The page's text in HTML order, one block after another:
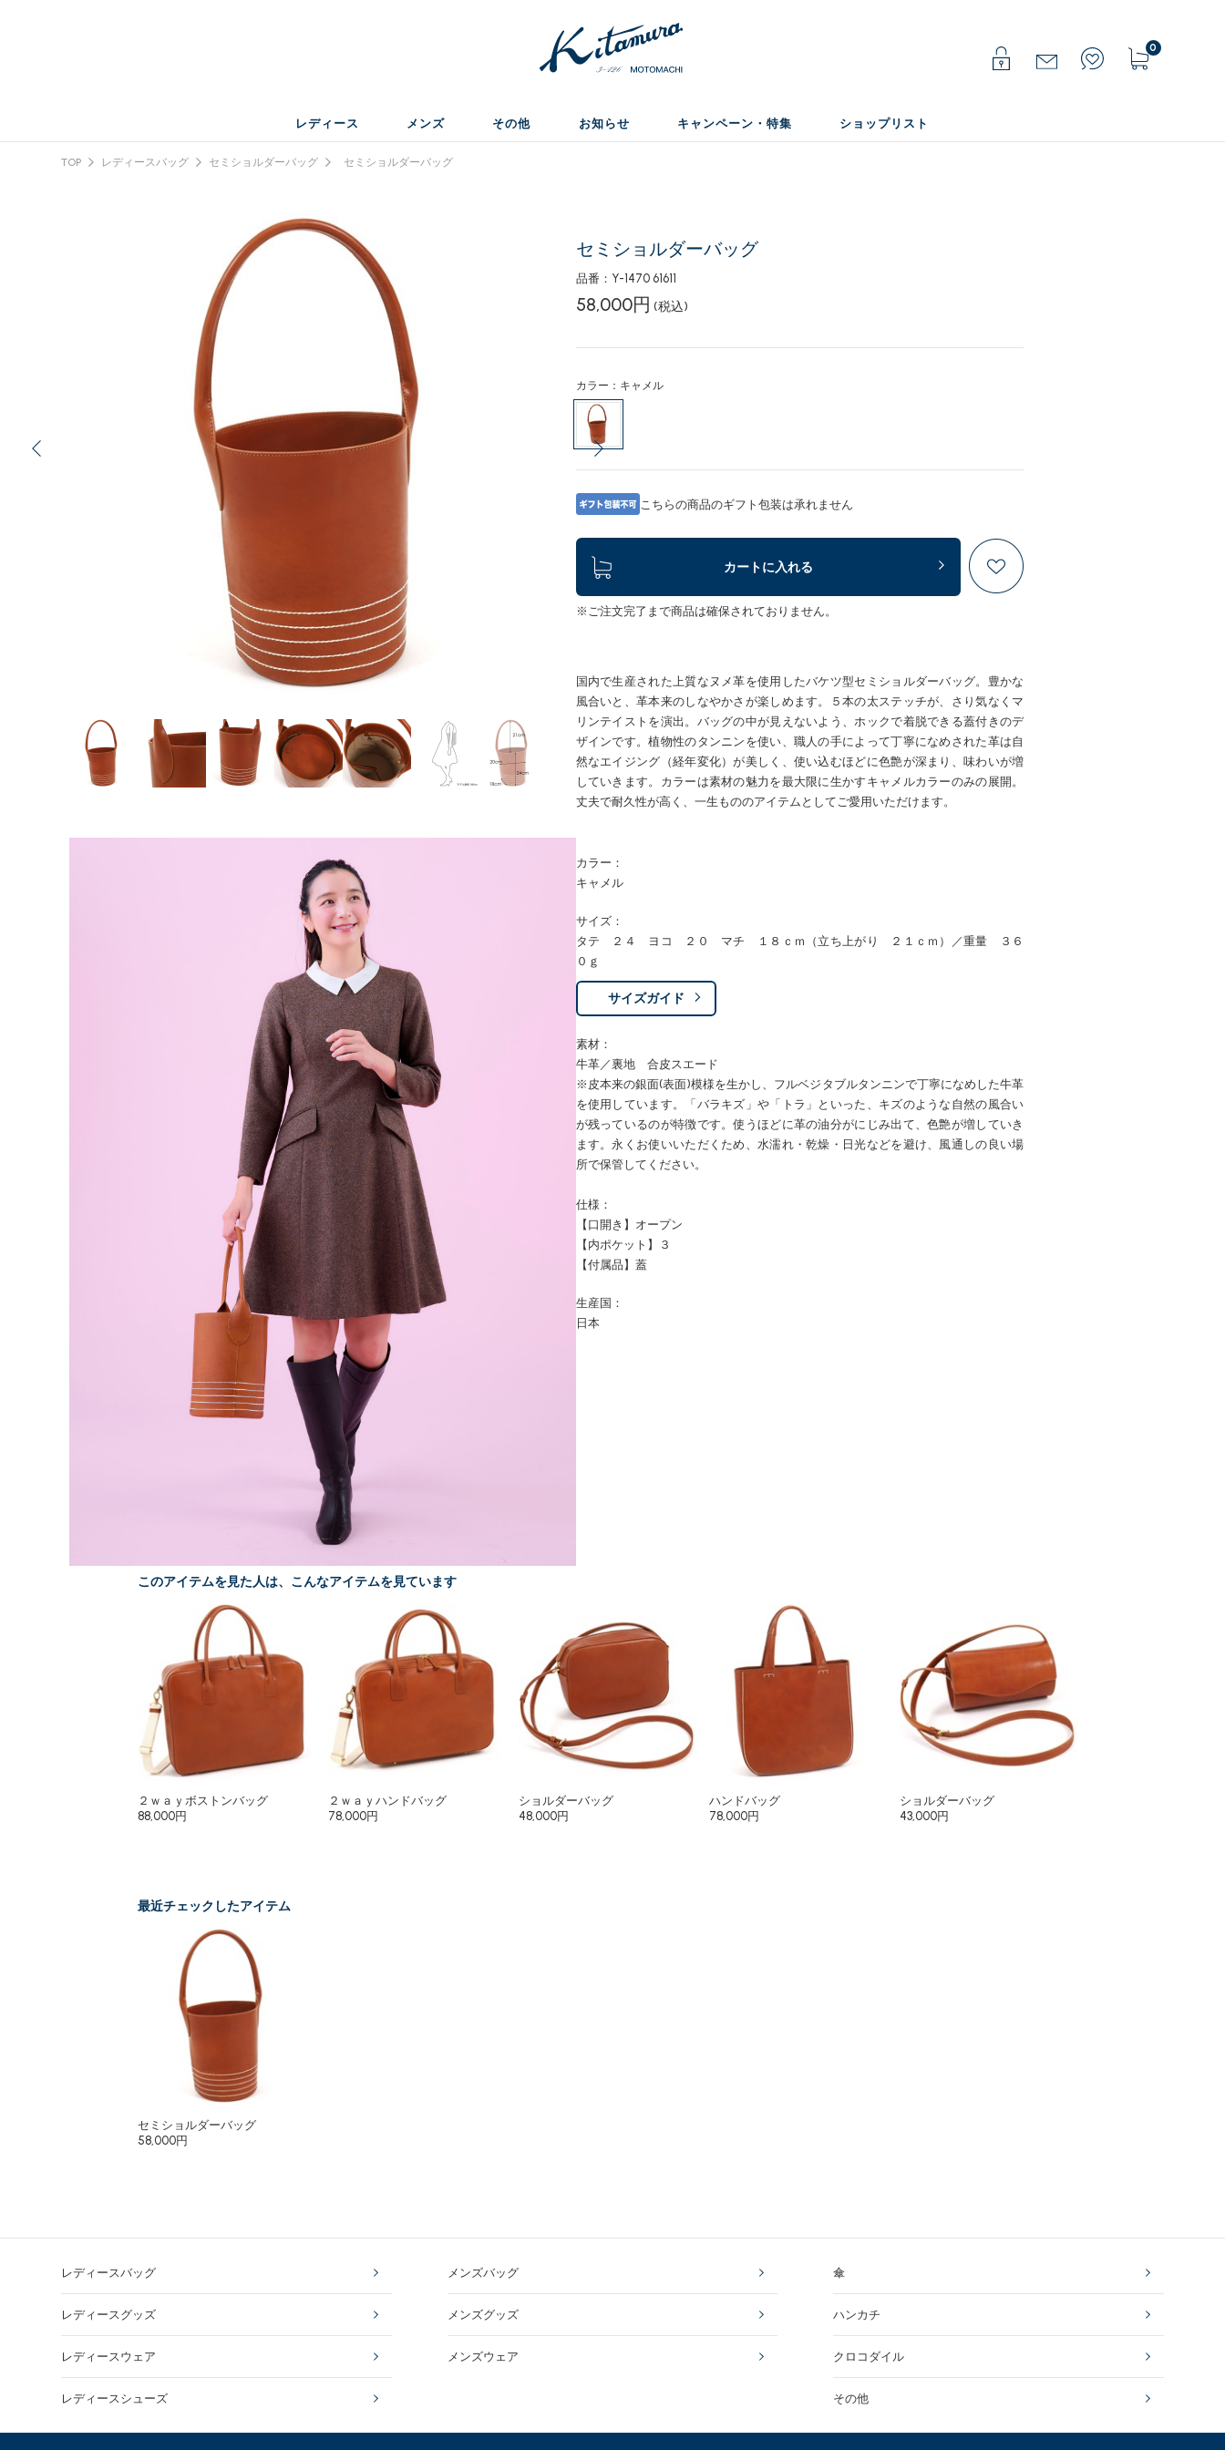
0
レディース メンズ その他 お知らせ キャンペーン・特集 ショップリスト
TOP レディースバッグ セミショルダーバッグ セミショルダーバッグ
セミショルダーバッグ
品番：Y-1470 61611
58,000円 (税込)
カラー：キャメル
こちらの商品のギフト包装は承れません
カートに入れる
※ご注文完了まで商品は確保されておりません。
国内で生産された上質なヌメ革を使用したバケツ型セミショルダーバッグ。豊かな
風合いと、革本来のしなやかさが楽しめます。５本の太ステッチが、さり気なくマ
リンテイストを演出。バッグの中が見えないよう、ホックで着脱できる蓋付きのデ
ザインです。植物性のタンニンを使い、職人の手によって丁寧になめされた革は自
然なエイジング（経年変化）が美しく、使い込むほどに色艶が深まり、味わいが増
していきます。カラーは素材の魅力を最大限に生かすキャメルカラーのみの展開。
丈夫で耐久性が高く、一生もののアイテムとしてご愛用いただけます。
カラー：
キャメル
サイズ：
タテ ２４ ヨコ ２０ マチ １８ｃｍ（立ち上がり ２１ｃｍ）／重量 ３６
０ｇ
サイズガイド
素材：
牛革／裏地 合皮スエード
※皮本来の銀面(表面)模様を生かし、フルベジタブルタンニンで丁寧になめした牛革
を使用しています。「バラキズ」や「トラ」といった、キズのような自然の風合い
が残っているのが特徴です。使うほどに革の油分がにじみ出て、色艶が増していき
ます。永くお使いいただくため、水濡れ・乾燥・日光などを避け、風通しの良い場
所で保管してください。
仕様：
【口開き】オープン
【内ポケット】３
【付属品】蓋
生産国：
日本
このアイテムを見た人は、こんなアイテムを見ています
２ｗａｙボストンバッグ
88,000円
２ｗａｙハンドバッグ
78,000円
ショルダーバッグ
48,000円
ハンドバッグ
78,000円
ショルダーバッグ
43,000円
最近チェックしたアイテム
セミショルダーバッグ
58,000円
レディースバッグ
レディースグッズ
レディースウェア
レディースシューズ
メンズバッグ
メンズグッズ
メンズウェア
傘
ハンカチ
クロコダイル
その他